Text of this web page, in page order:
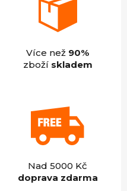
Více než 90%
zboží skladem
Nad 5000 Kč
doprava zdarma